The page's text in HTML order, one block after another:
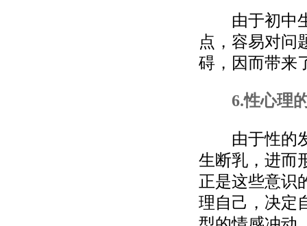
由于初中生
点，容易对问
碍，因而带来
6.性心理
由于性的发
生断乳，进而
正是这些意识
理自己，决定